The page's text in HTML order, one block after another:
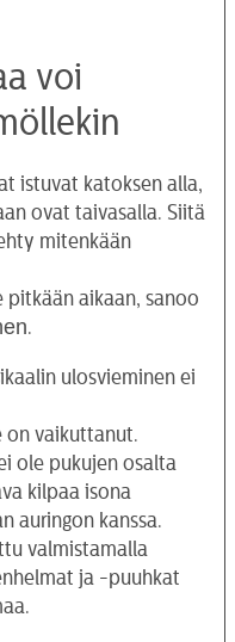
voi
istuvat katoksen alla,
ovat taivasalla. Siitä
mitenkään
pitkään aikaan, sanoo
.
ulosvieminen ei
on vaikuttanut.
ole pukujen osalta
kilpaa isona
auringon kanssa.
valmistamalla
ja -puuhkat